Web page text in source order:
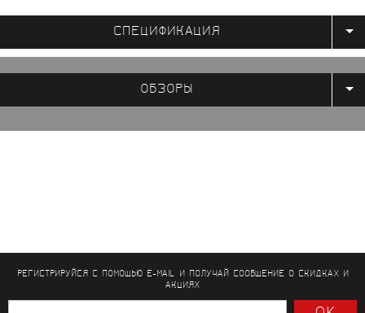
СПЕЦИФИКАЦИЯ
ОБЗОРЫ
РЕГИСТРИРУЙСЯ С ПОМОЩЬЮ E-MAIL И ПОЛУЧАЙ СООБЩЕНИЕО СКИДКАХ И
АКЦИЯХ